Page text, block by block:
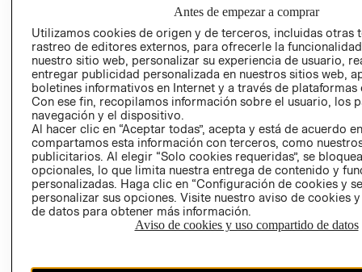
PROGRAMA DE
Y ÉTICA (INGLÉS)
COMERCIO - SIC
PETICIONES
QUEJAS Y
RECLAMOS
Colombia ($)
CAMBIAR REGIÓN
Antes de empezar a comprar
Utilizamos cookies de origen y de terceros, incluidas otras
rastreo de editores externos, para ofrecerle la
nuestro sitio web, personalizar su experiencia de usuario,
entregar publicidad personalizada en nuestros sitios web,
boletines informativos en Internet y a través de plataformas
Con ese fin, recopilamos información sobre el usuario, los
navegación y el dispositivo.
Al hacer clic en “Aceptar todas”, acepta y está de acuerdo
compartamos esta información con terceros, como
publicitarios. Al elegir “Solo cookies requeridas”, se
opcionales, lo que limita nuestra entrega de contenido y
personalizadas. Haga clic en “Configuración de cookies y
personalizar sus opciones. Visite nuestro aviso de cookies
de datos para obtener más información.
Aviso de cookies y uso compartido de datos